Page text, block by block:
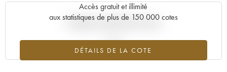
Accès gratuit et illimité
aux statistiques de plus de 150 000 cotes
DÉTAILS DE LA COTE
Tendance actuelle de la cote